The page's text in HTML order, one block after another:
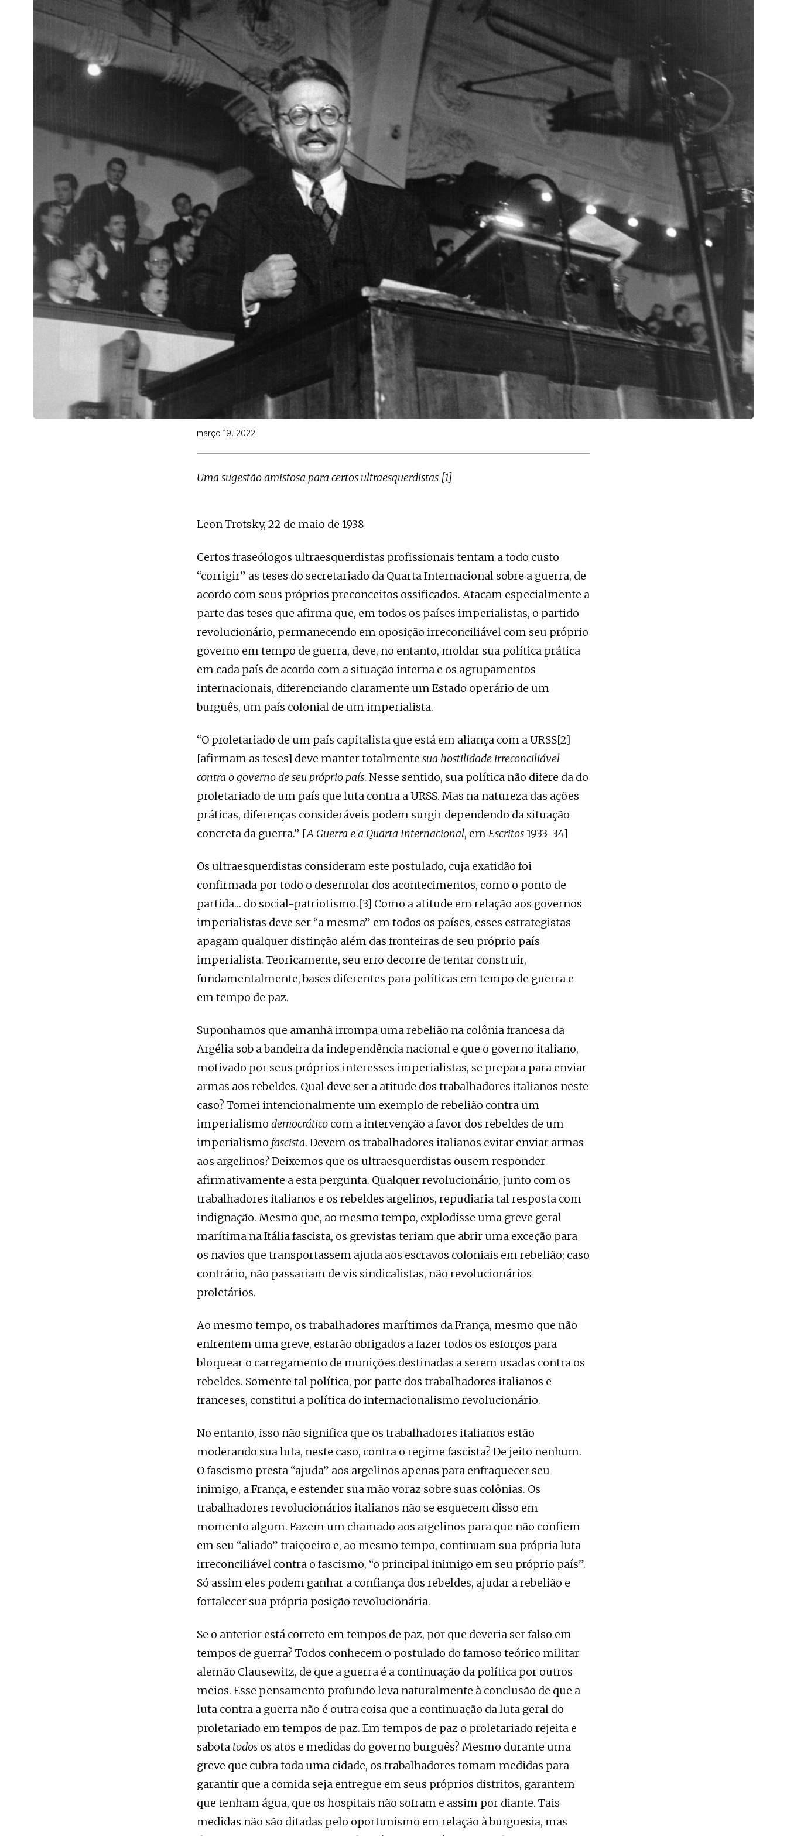
março 19, 2022
Uma sugestão amistosa para certos ultraesquerdistas [1]
Leon Trotsky, 22 de maio de 1938
Certos fraseólogos ultraesquerdistas profissionais tentam a todo custo
“corrigir” as teses do secretariado da Quarta Internacional sobre a guerra, de
acordo com seus próprios preconceitos ossificados. Atacam especialmente a
parte das teses que afirma que, em todos os países imperialistas, o partido
revolucionário, permanecendo em oposição irreconciliável com seu próprio
governo em tempo de guerra, deve, no entanto, moldar sua política prática
em cada país de acordo com a situação interna e os agrupamentos
internacionais, diferenciando claramente um Estado operário de um
burguês, um país colonial de um imperialista.
“O proletariado de um país capitalista que está em aliança com a URSS[2]
[afirmam as teses] deve manter totalmente sua hostilidade irreconciliável
contra o governo de seu próprio país. Nesse sentido, sua política não difere da do
proletariado de um país que luta contra a URSS. Mas na natureza das ações
práticas, diferenças consideráveis ​​podem surgir dependendo da situação
concreta da guerra.” [A Guerra e a Quarta Internacional, em Escritos 1933-34]
Os ultraesquerdistas consideram este postulado, cuja exatidão foi
confirmada por todo o desenrolar dos acontecimentos, como o ponto de
partida… do social-patriotismo.[3] Como a atitude em relação aos governos
imperialistas deve ser “a mesma” em todos os países, esses estrategistas
apagam qualquer distinção além das fronteiras de seu próprio país
imperialista. Teoricamente, seu erro decorre de tentar construir,
fundamentalmente, bases diferentes para políticas em tempo de guerra e
em tempo de paz.
Suponhamos que amanhã irrompa uma rebelião na colônia francesa da
Argélia sob a bandeira da independência nacional e que o governo italiano,
motivado por seus próprios interesses imperialistas, se prepara para enviar
armas aos rebeldes. Qual deve ser a atitude dos trabalhadores italianos neste
caso? Tomei intencionalmente um exemplo de rebelião contra um
imperialismo democrático com a intervenção a favor dos rebeldes de um
imperialismo fascista. Devem os trabalhadores italianos evitar enviar armas
aos argelinos? Deixemos que os ultraesquerdistas ousem responder
afirmativamente a esta pergunta. Qualquer revolucionário, junto com os
trabalhadores italianos e os rebeldes argelinos, repudiaria tal resposta com
indignação. Mesmo que, ao mesmo tempo, explodisse uma greve geral
marítima na Itália fascista, os grevistas teriam que abrir uma exceção para
os navios que transportassem ajuda aos escravos coloniais em rebelião; caso
contrário, não passariam de vis sindicalistas, não revolucionários
proletários.
Ao mesmo tempo, os trabalhadores marítimos da França, mesmo que não
enfrentem uma greve, estarão obrigados a fazer todos os esforços para
bloquear o carregamento de munições destinadas a serem usadas contra os
rebeldes. Somente tal política, por parte dos trabalhadores italianos e
franceses, constitui a política do internacionalismo revolucionário.
No entanto, isso não significa que os trabalhadores italianos estão
moderando sua luta, neste caso, contra o regime fascista? De jeito nenhum.
O fascismo presta “ajuda” aos argelinos apenas para enfraquecer seu
inimigo, a França, e estender sua mão voraz sobre suas colônias. Os
trabalhadores revolucionários italianos não se esquecem disso em
momento algum. Fazem um chamado aos argelinos para que não confiem
em seu “aliado” traiçoeiro e, ao mesmo tempo, continuam sua própria luta
irreconciliável contra o fascismo, “o principal inimigo em seu próprio país”.
Só assim eles podem ganhar a confiança dos rebeldes, ajudar a rebelião e
fortalecer sua própria posição revolucionária.
Se o anterior está correto em tempos de paz, por que deveria ser falso em
tempos de guerra? Todos conhecem o postulado do famoso teórico militar
alemão Clausewitz, de que a guerra é a continuação da política por outros
meios. Esse pensamento profundo leva naturalmente à conclusão de que a
luta contra a guerra não é outra coisa que a continuação da luta geral do
proletariado em tempos de paz. Em tempos de paz o proletariado rejeita e
sabota todos os atos e medidas do governo burguês? Mesmo durante uma
greve que cubra toda uma cidade, os trabalhadores tomam medidas para
garantir que a comida seja entregue em seus próprios distritos, garantem
que tenham água, que os hospitais não sofram e assim por diante. Tais
medidas não são ditadas pelo oportunismo em relação à burguesia, mas